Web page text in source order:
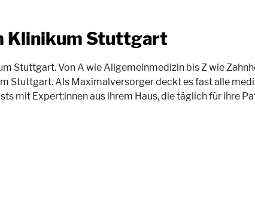
Klinikum Stuttgart
Stuttgart. Von A wie Allgemeinmedizin bis Z wie
Stuttgart. Als Maximalversorger deckt es fast alle
mit Expert:innen aus ihrem Haus, die täglich für ihre